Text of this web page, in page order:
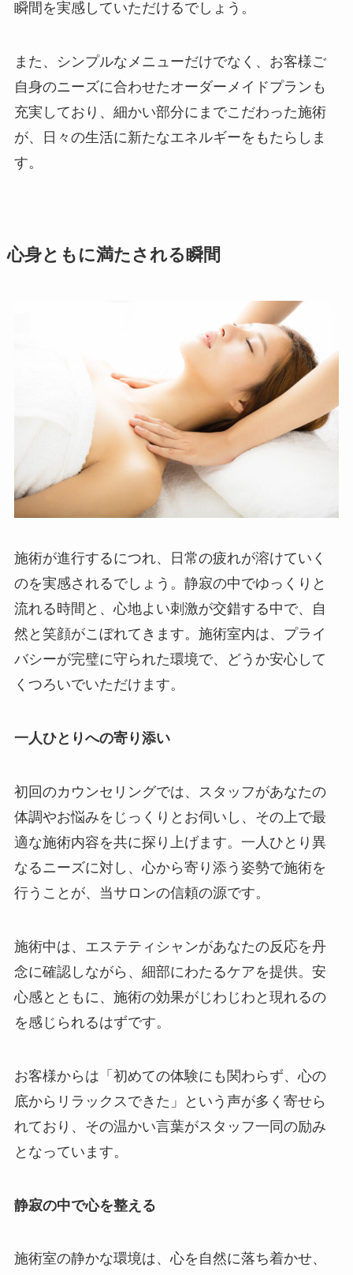
瞬間を実感していただけるでしょう。
また、シンプルなメニューだけでなく、お客様ご
自身のニーズに合わせたオーダーメイドプランも
充実しており、細かい部分にまでこだわった施術
が、日々の生活に新たなエネルギーをもたらしま
す。
心身ともに満たされる瞬間
施術が進行するにつれ、日常の疲れが溶けていく
のを実感されるでしょう。静寂の中でゆっくりと
流れる時間と、心地よい刺激が交錯する中で、自
然と笑顔がこぼれてきます。施術室内は、プライ
バシーが完璧に守られた環境で、どうか安心して
くつろいでいただけます。
一人ひとりへの寄り添い
初回のカウンセリングでは、スタッフがあなたの
体調やお悩みをじっくりとお伺いし、その上で最
適な施術内容を共に探り上げます。一人ひとり異
なるニーズに対し、心から寄り添う姿勢で施術を
行うことが、当サロンの信頼の源です。
施術中は、エステティシャンがあなたの反応を丹
念に確認しながら、細部にわたるケアを提供。安
心感とともに、施術の効果がじわじわと現れるの
を感じられるはずです。
お客様からは「初めての体験にも関わらず、心の
底からリラックスできた」という声が多く寄せら
れており、その温かい言葉がスタッフ一同の励み
となっています。
静寂の中で心を整える
施術室の静かな環境は、心を自然に落ち着かせ、